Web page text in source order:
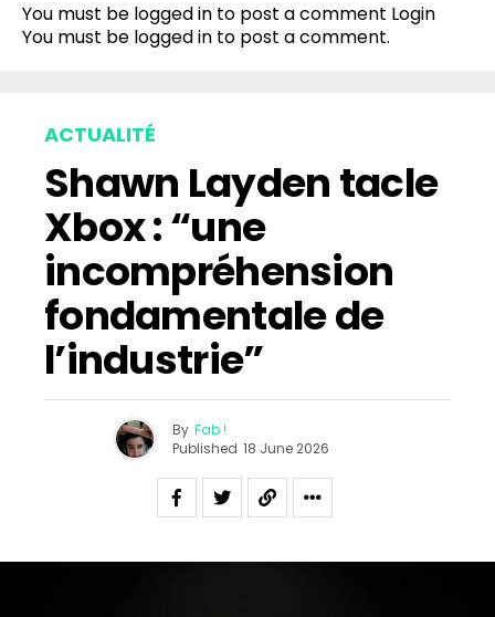
You must be logged in to post a comment Login
You must be logged in to post a comment.
ACTUALITÉ
Shawn Layden tacle
Xbox : “une
incompréhension
fondamentale de
l’industrie”
By Fab !
Published 18 June 2026
Pinterest